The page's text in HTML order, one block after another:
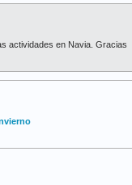
actividades en Navia. Gracias